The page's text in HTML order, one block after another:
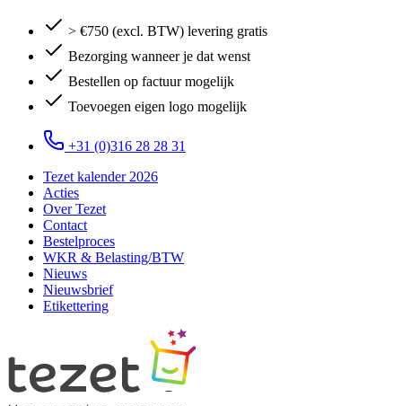
> €750 (excl. BTW) levering gratis
Bezorging wanneer je dat wenst
Bestellen op factuur mogelijk
Toevoegen eigen logo mogelijk
+31 (0)316 28 28 31
Tezet kalender 2026
Acties
Over Tezet
Contact
Bestelproces
WKR & Belasting/BTW
Nieuws
Nieuwsbrief
Etikettering